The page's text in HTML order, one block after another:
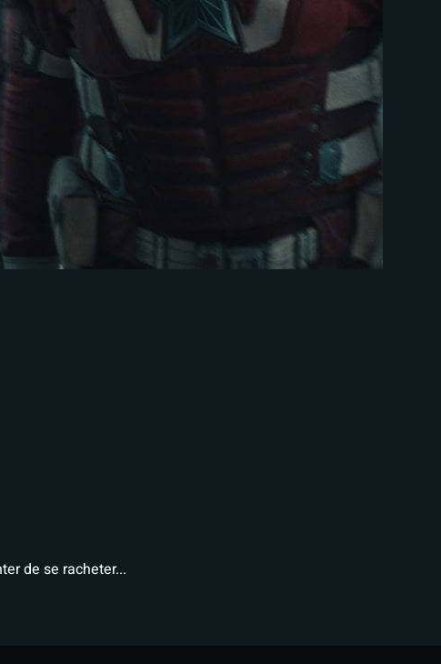
de se racheter...